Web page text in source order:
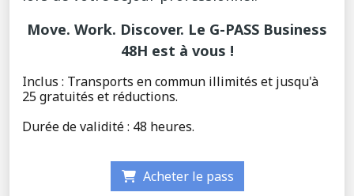
Move. Work. Discover. Le G-PASS Business
48H est à vous !
Inclus : Transports en commun illimités et jusqu'à
25 gratuités et réductions.
Durée de validité : 48 heures.
Acheter le pass